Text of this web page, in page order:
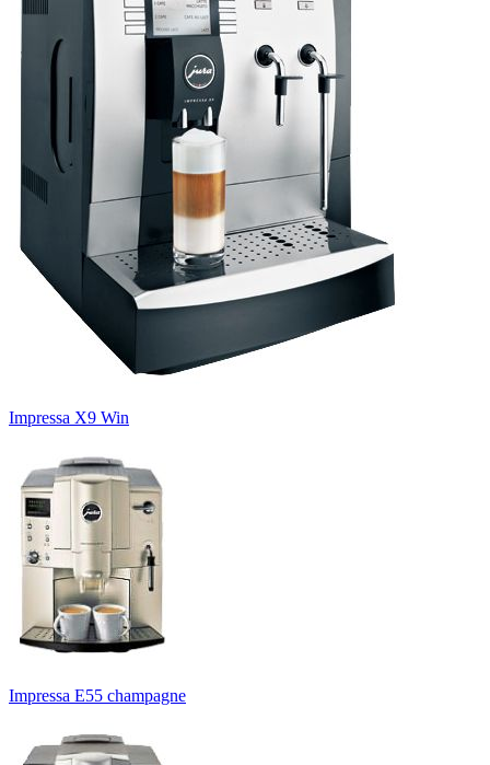
Impressa X9 Win
Impressa E55 champagne